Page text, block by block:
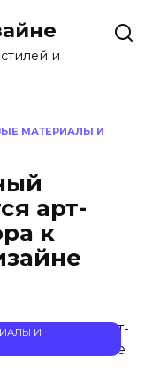
и
МАТЕРИАЛЫ И
арт-
к
И